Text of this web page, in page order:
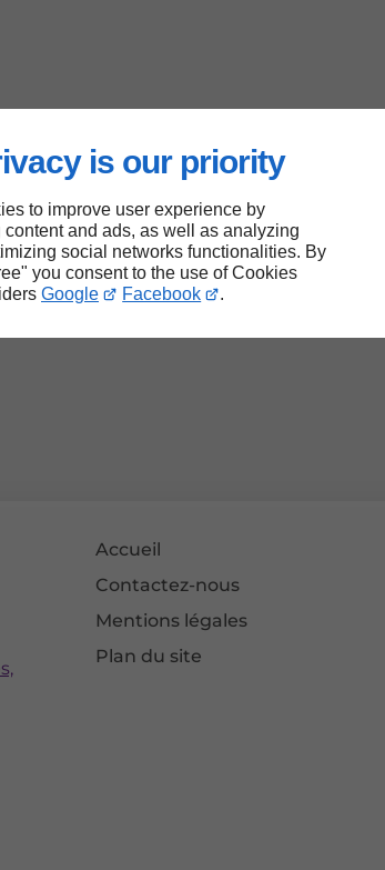
is our priority
to improve user experience by
and ads, as well as analyzing
social networks functionalities. By
you consent to the use of Cookies
Google Facebook .
Accueil
Contactez-nous
Mentions légales
Plan du site